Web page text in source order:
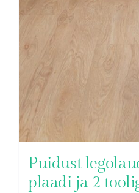
Puidust
plaadi ja 2